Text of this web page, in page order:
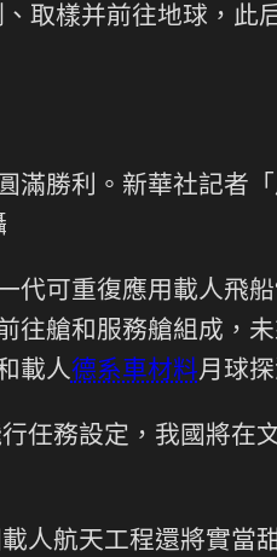
取樣并前往地球，此
滿勝利。新華社記者
代可重復應用載人飛船
往艙和服務艙組成，
載人德系車材料月球探
任務設定，我國將在
人航天工程還將實當